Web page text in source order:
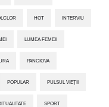
HOT INTERVIU
LUMEA FEMEII
PANCIOVA
POPULAR PULSUL VIEȚII
SPORT